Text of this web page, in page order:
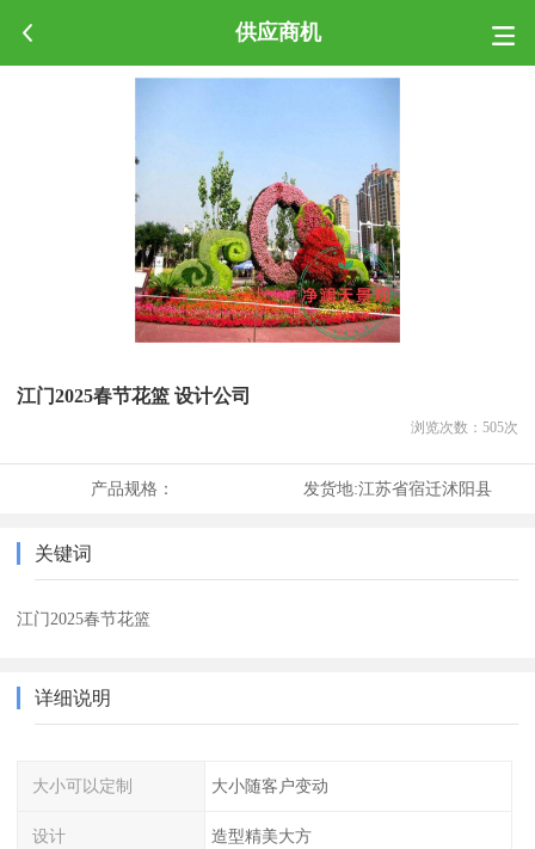
供应商机
江门2025春节花篮 设计公司
浏览次数： 505次
产品规格： 发货地:江苏省宿迁沭阳县
关键词
江门2025春节花篮
详细说明
大小可以定制 大小随客户变动
设计 造型精美大方